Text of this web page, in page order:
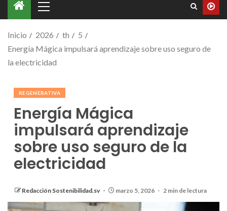
Inicio 2026 th
5
Energía Mágica impulsará aprendizaje sobre uso seguro de
la electricidad
REGENERATIVA
Energía Mágica
impulsará aprendizaje
sobre uso seguro de la
electricidad
Redacción Sostenibilidad.sv marzo 5, 2026 2 min de lectura